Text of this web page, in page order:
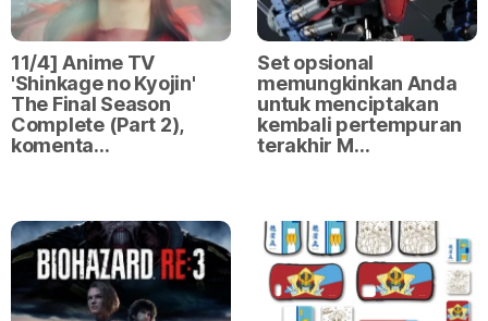
11/4] Anime TV
'Shinkage no Kyojin'
The Final Season
Complete (Part 2),
komenta…
Set opsional
memungkinkan Anda
untuk menciptakan
kembali pertempuran
terakhir M…